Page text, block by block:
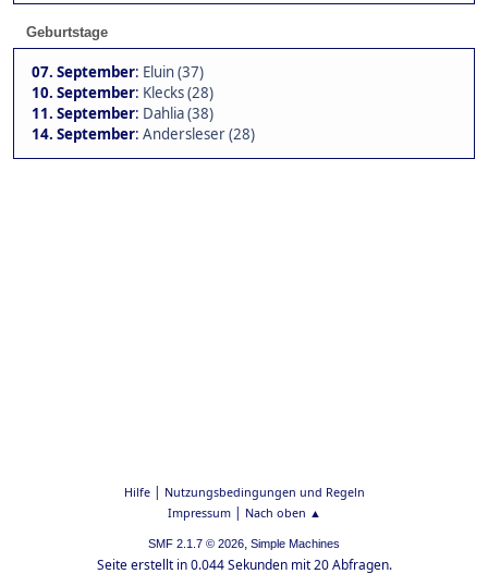
Geburtstage
07. September: Eluin (37)
10. September: Klecks (28)
11. September: Dahlia (38)
14. September: Andersleser (28)
Hilfe| Nutzungsbedingungen und Regeln
Impressum| Nach oben ▲
SMF 2.1.7 © 2026, Simple Machines
Seite erstellt in 0.044 Sekunden mit 20 Abfragen.